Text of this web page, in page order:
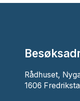
Rådhuset,
1606